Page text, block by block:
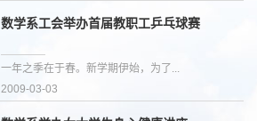
数学系工会举办首届教职工乒乓球赛
一年之季在于春。新学期伊始，为了...
2009-03-03